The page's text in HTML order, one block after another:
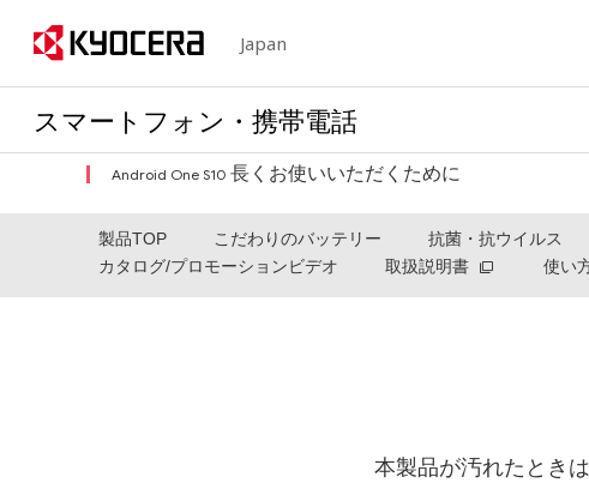
Japan
スマートフォン・携帯電話
Android One S10 長くお使いいただくために
製品TOP こだわりのバッテリー 抗菌・抗ウイルス
カタログ/プロモーションビデオ
取扱説明書 使い
本製品が汚れたとき